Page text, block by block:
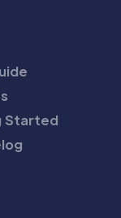
Started